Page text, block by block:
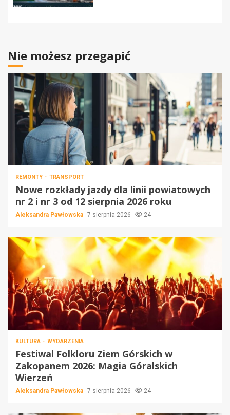
Nie możesz przegapić
REMONTY TRANSPORT
Nowe rozkłady jazdy dla linii powiatowych
nr 2 i nr 3 od 12 sierpnia 2026 roku
Aleksandra Pawłowska 7 sierpnia 2026 24
KULTURA WYDARZENIA
Festiwal Folkloru Ziem Górskich w
Zakopanem 2026: Magia Góralskich
Wierzeń
Aleksandra Pawłowska 7 sierpnia 2026 24